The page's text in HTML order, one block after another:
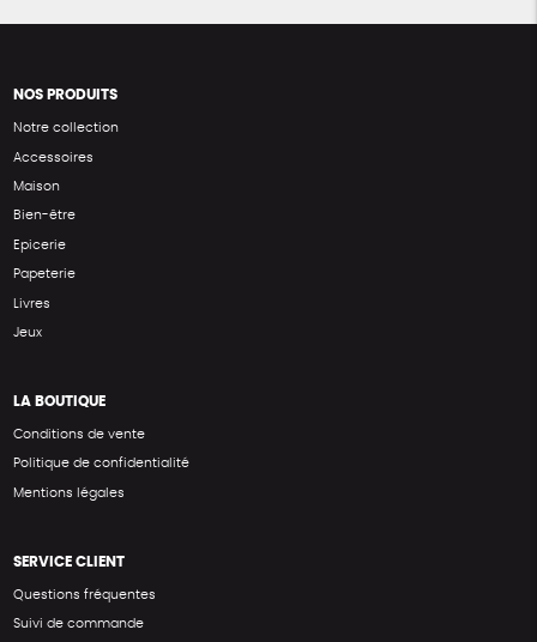
NOS PRODUITS
Notre collection
Accessoires
Maison
Bien-être
Epicerie
Papeterie
Livres
Jeux
LA BOUTIQUE
Conditions de vente
Politique de confidentialité
Mentions légales
SERVICE CLIENT
Questions fréquentes
Suivi de commande